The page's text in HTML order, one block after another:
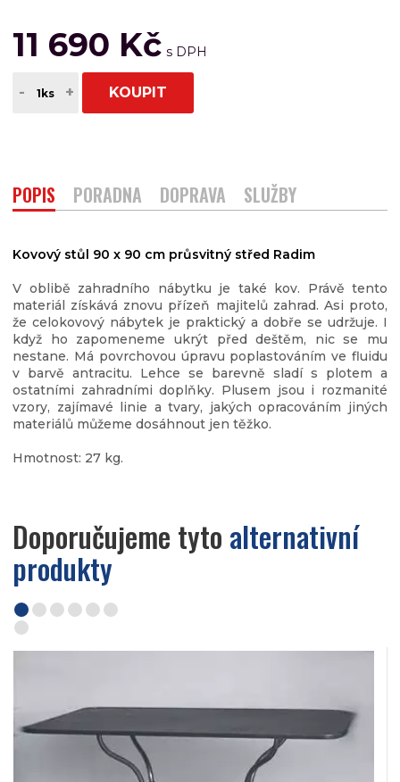
11 690 Kč
- + KOUPIT
POPIS PORADNA DOPRAVA SLUŽBY
Kovový stůl 90 x 90 cm průsvitný střed Radim
V oblibě zahradního nábytku je také kov. Právě tento
materiál získává znovu přízeň majitelů zahrad. Asi proto,
že celokovový nábytek je praktický a dobře se udržuje. I
když ho zapomeneme ukrýt před deštěm, nic se mu
nestane. Má povrchovou úpravu poplastováním ve fluidu
v barvě antracitu. Lehce se barevně sladí s plotem a
ostatními zahradními doplňky. Plusem jsou i rozmanité
vzory, zajímavé linie a tvary, jakých opracováním jiných
materiálů můžeme dosáhnout jen těžko.
Hmotnost: 27 kg.
Doporučujeme tyto alternativní
produkty